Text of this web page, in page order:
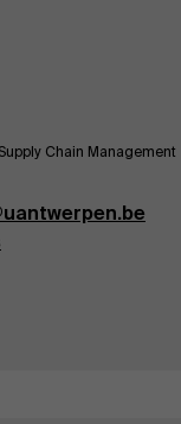
Chain Management